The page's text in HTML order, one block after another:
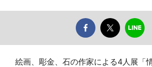
絵画、彫金、石の作家による4人展「